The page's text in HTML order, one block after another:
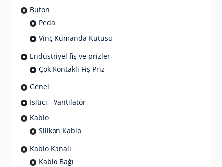
Buton
Pedal
Vinç Kumanda Kutusu
Endüstriyel fiş ve prizler
Çok Kontaklı Fiş Priz
Genel
Isıtıcı - Vantilatör
Kablo
Silikon Kablo
Kablo Kanalı
Kablo Bağı